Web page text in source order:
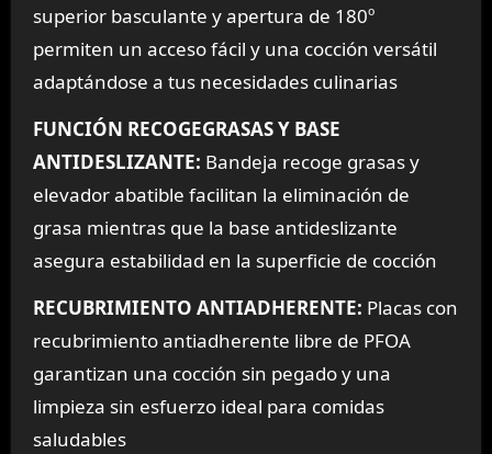
superior basculante y apertura de 180º
permiten un acceso fácil y una cocción versátil
adaptándose a tus necesidades culinarias
FUNCIÓN RECOGEGRASAS Y BASE
ANTIDESLIZANTE: Bandeja recoge grasas y
elevador abatible facilitan la eliminación de
grasa mientras que la base antideslizante
asegura estabilidad en la superficie de cocción
RECUBRIMIENTO ANTIADHERENTE: Placas con
recubrimiento antiadherente libre de PFOA
garantizan una cocción sin pegado y una
limpieza sin esfuerzo ideal para comidas
saludables